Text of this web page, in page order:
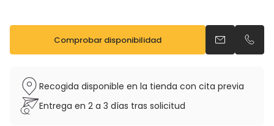
Comprobar disponibilidad Enviar un
Recogida disponible en la tienda con cita previa
Entrega en 2 a 3 días tras solicitud